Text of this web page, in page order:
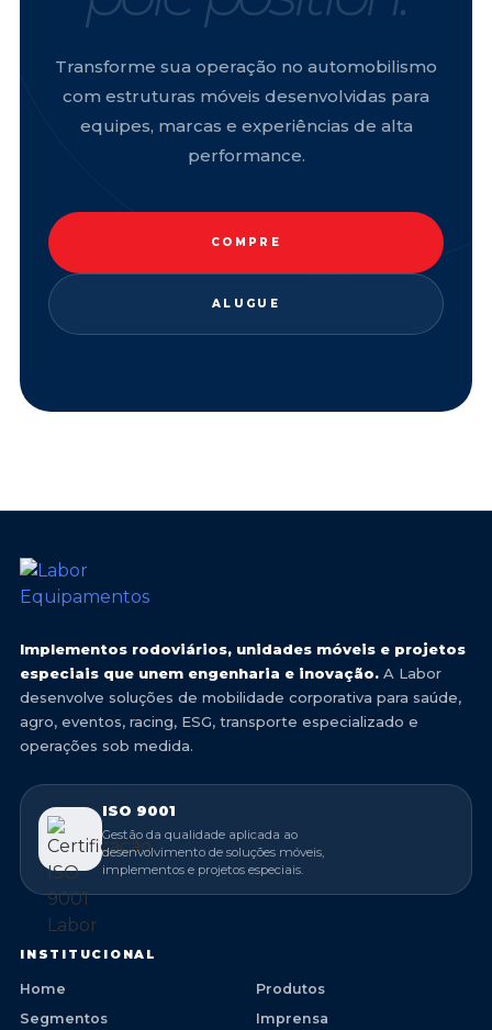
Transforme sua operação no automobilismo
com estruturas móveis desenvolvidas para
equipes, marcas e experiências de alta
performance.
COMPRE
ALUGUE
Implementos rodoviários, unidades móveis e projetos
especiais que unem engenharia e inovação. A Labor
desenvolve soluções de mobilidade corporativa para saúde,
agro, eventos, racing, ESG, transporte especializado e
operações sob medida.
ISO 9001
Gestão da qualidade aplicada ao
desenvolvimento de soluções móveis,
implementos e projetos especiais.
INSTITUCIONAL
Home
Produtos
Segmentos
Imprensa